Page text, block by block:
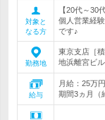
対象と
なる方
【20代～
個人営業経
です♪
勤務地
東京支店［
地浜離宮ビ
給与
月給：25万
期間3ヵ月（